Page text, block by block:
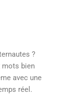
?
mots bien
avec une
réel.